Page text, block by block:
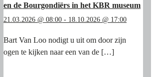
en de Bourgondiërs in het KBR museum
21.03.2026 @ 08:00 - 18.10.2026 @ 17:00
Bart Van Loo nodigt u uit om door zijn
ogen te kijken naar een van de […]